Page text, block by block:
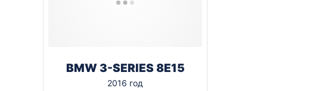
BMW 3-SERIES 8E15
2016 год